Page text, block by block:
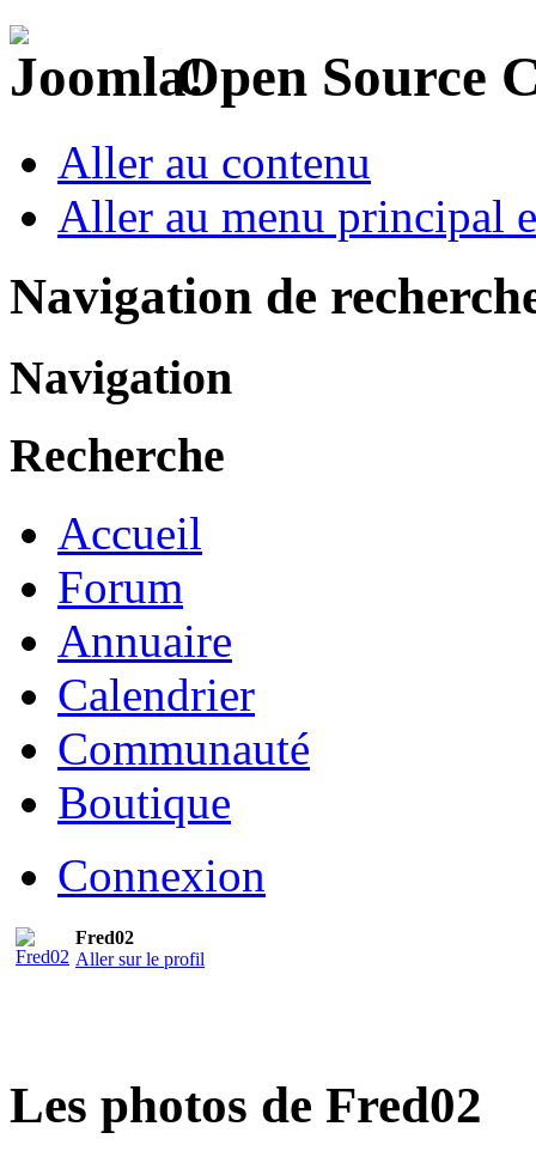
Open Source
Aller au contenu
Aller au menu principal
Navigation de
Navigation
Recherche
Accueil
Forum
Annuaire
Calendrier
Communauté
Boutique
Connexion
Fred02
Aller sur le profil
Les photos de Fred02